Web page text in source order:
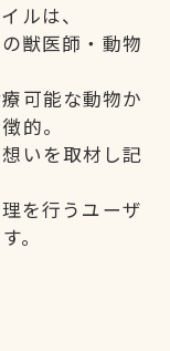
ルは、
獣医師・動物
可能な動物か
的。
いを取材し記
を行うユーザ
。